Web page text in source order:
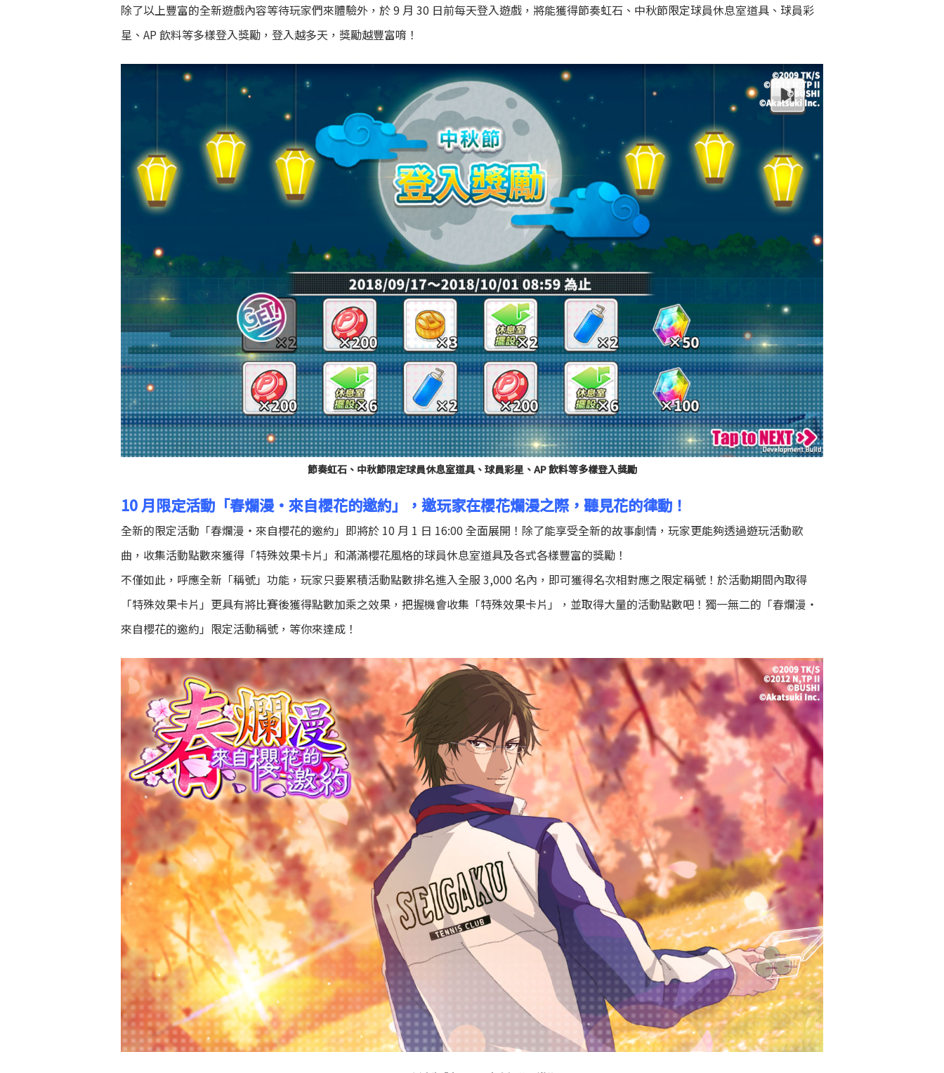
除了以上豐富的全新遊戲內容等待玩家們來體驗外，於 9 月 30 日前每天登入遊戲，將能獲得節奏虹石、中秋節限定球員休息室道具、球員彩
星、AP 飲料等多樣登入獎勵，登入越多天，獎勵越豐富唷！
節奏虹石、中秋節限定球員休息室道具、球員彩星、AP 飲料等多樣登入獎勵
10月限定活動「春爛漫・來自櫻花的邀約」，邀玩家在櫻花爛漫之際，聽見花的律動！
全新的限定活動「春爛漫・來自櫻花的邀約」即將於 10 月 1 日 16:00 全面展開！除了能享受全新的故事劇情，玩家更能夠透過遊玩活動歌
曲，收集活動點數來獲得「特殊效果卡片」和滿滿櫻花風格的球員休息室道具及各式各樣豐富的獎勵！
不僅如此，呼應全新「稱號」功能，玩家只要累積活動點數排名進入全服 3,000 名內，即可獲得名次相對應之限定稱號！於活動期間內取得
「特殊效果卡片」更具有將比賽後獲得點數加乘之效果，把握機會收集「特殊效果卡片」，並取得大量的活動點數吧！獨一無二的「春爛漫・
來自櫻花的邀約」限定活動稱號，等你來達成！